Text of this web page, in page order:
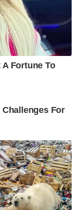
എരുമ തുടങ്ങിയ
ഇസ്ലാം
മുഹമ്മദ് ഹനീഫ്
മുൻ
ലംഘിച്ച്
തടവോ 1,000
ശിക്ഷ